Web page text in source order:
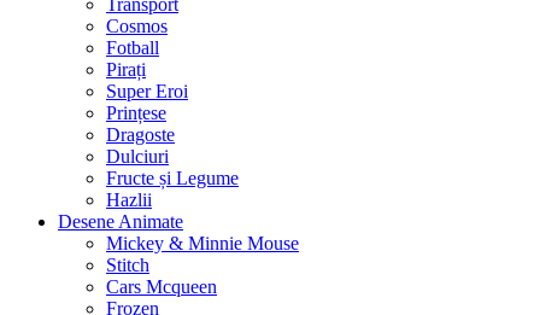
Transport
Cosmos
Fotball
Pirați
Super Eroi
Prințese
Dragoste
Dulciuri
Fructe și Legume
Hazlii
Desene Animate
Mickey & Minnie Mouse
Stitch
Cars Mcqueen
Frozen